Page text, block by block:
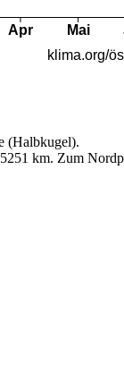
(Halbkugel).
km. Zum